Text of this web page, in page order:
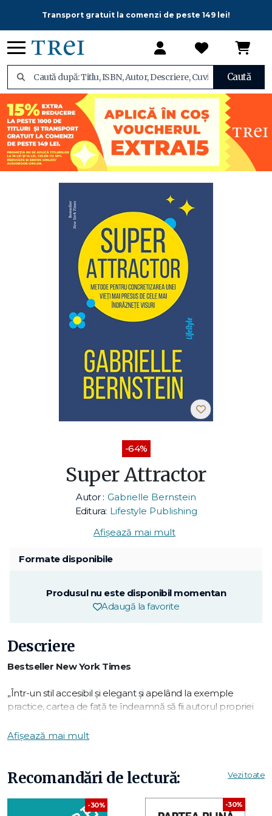
Transport gratuit la comenzi de peste 149 lei!
Caută
-64%
Super Attractor
Autor : Gabrielle Bernstein
Editura: Lifestyle Publishing
Afișează mai mult
Formate disponibile
Produsul nu este disponibil momentan
Adaugă la favorite
Descriere
Bestseller New York Times
„Într-un stil accesibil și elegant și apelând la exemple
practice, cartea de față te îndeamnă să fii autorul propriei
și visurile cele mai îndrăznețe." Deepak Chopra
va arăta cum, în acest manifest despre armonizarea vieții
spirituale cu traiul de zi cu zi.
Din paginile acestei cărți vei învăța:
Afișează mai mult
Recomandări de lectură: Vezi toate
-30% -30%